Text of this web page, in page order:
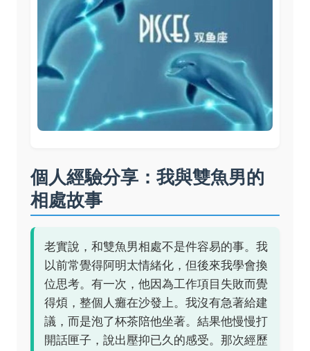
個人經驗分享：我與雙魚男的
相處故事
老實說，和雙魚男相處不是件容易的事。我
以前常覺得阿明太情緒化，但後來我學會換
位思考。有一次，他因為工作項目失敗而覺
得煩，整個人癱在沙發上。我沒有急著給建
議，而是泡了杯茶陪他坐著。結果他慢慢打
開話匣子，說出壓抑已久的感受。那次經歷